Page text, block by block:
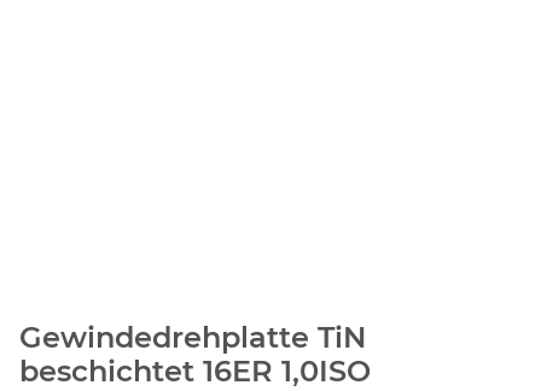
Gewindedrehplatte TiN
beschichtet 16ER 1,0ISO